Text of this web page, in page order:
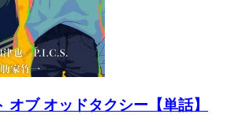
オブ オッドタクシー【単話】